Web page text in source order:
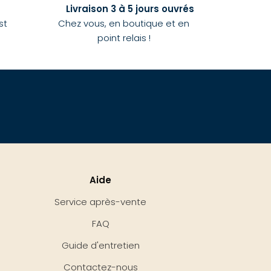
Livraison 3 à 5 jours ouvrés
Chez vous, en boutique et en
point relais !
Aide
Service après-vente
FAQ
Guide d'entretien
Contactez-nous